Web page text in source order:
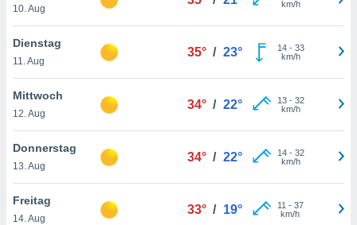
oder
das
der
verfolgen
Ihnen
Inhalte
Weitere
finden
10. Aug
km/h
Dienstag
11. Aug
35° / 23° 14- 33
km/h
Mittwoch
12. Aug
34° / 22° 13- 32
km/h
Donnerstag
13. Aug
34° / 22° 14- 32
km/h
Freitag
14. Aug
33° / 19° 11 - 37
km/h